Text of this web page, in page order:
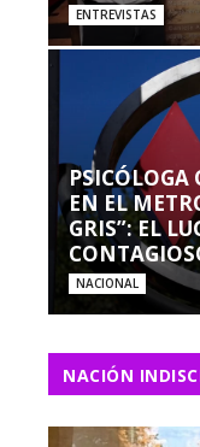
ENTREVISTAS
EN EL
GRIS”: EL
NACIONAL
NACIÓN